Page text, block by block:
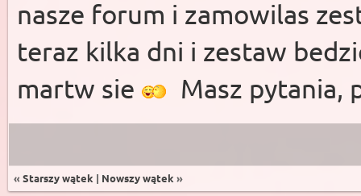
nasze forum i zamowilas
teraz kilka dni i zestaw
martw sie
Masz pytania,
« Starszy wątek | Nowszy wątek »